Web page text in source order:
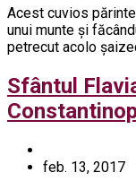
Acest cuvios
unui munte şi
petrecut acolo
Sfântul
feb. 13, 2017